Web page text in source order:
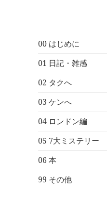
00 はじめに
01 日記・雑感
02 タクへ
03 ケンへ
04 ロンドン編
05 7大ミステリー
06 本
99 その他